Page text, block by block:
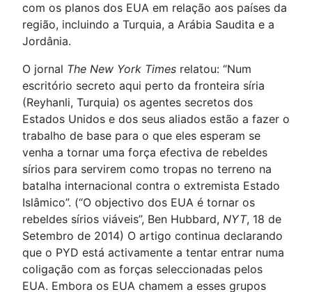
com os planos dos EUA em relação aos países da
região, incluindo a Turquia, a Arábia Saudita e a
Jordânia.
O jornal The New York Times relatou: “Num
escritório secreto aqui perto da fronteira síria
(Reyhanli, Turquia) os agentes secretos dos
Estados Unidos e dos seus aliados estão a fazer o
trabalho de base para o que eles esperam se
venha a tornar uma força efectiva de rebeldes
sírios para servirem como tropas no terreno na
batalha internacional contra o extremista Estado
Islâmico”. (“O objectivo dos EUA é tornar os
rebeldes sírios viáveis”, Ben Hubbard, NYT, 18 de
Setembro de 2014) O artigo continua declarando
que o PYD está activamente a tentar entrar numa
coligação com as forças seleccionadas pelos
EUA. Embora os EUA chamem a esses grupos